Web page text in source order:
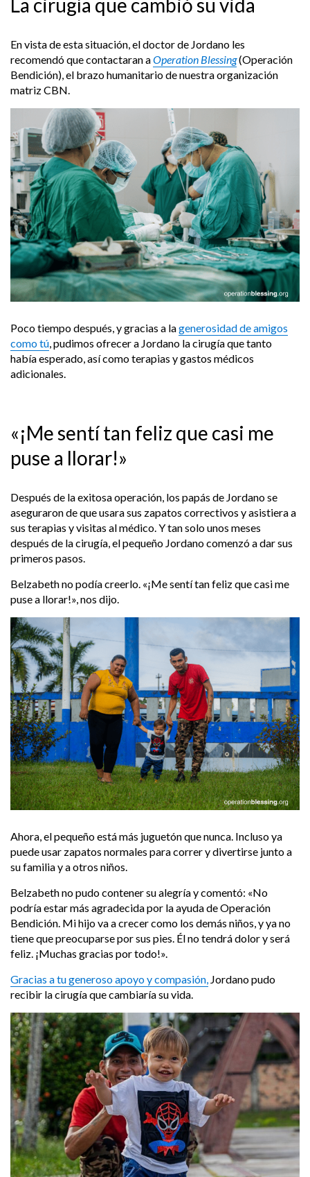
La cirugía que cambió su vida
En vista de esta situación, el doctor de Jordano les
recomendó que contactaran aOperation Blessing(Operación
Bendición), el brazo humanitario de nuestra organización
matriz CBN.
Poco tiempo después, y gracias a lagenerosidad de amigos
como tú , pudimos ofrecer a Jordano la cirugía que tanto
había esperado, así como terapias y gastos médicos
adicionales.
«¡Me sentí tan feliz que casi me
puse a llorar!»
Después de la exitosa operación, los papás de Jordano se
aseguraron de que usara sus zapatos correctivos y asistiera a
sus terapias y visitas al médico. Y tan solo unos meses
después de la cirugía, el pequeño Jordano comenzó a dar sus
primeros pasos.
Belzabeth no podía creerlo. «¡Me sentí tan feliz que casi me
puse a llorar!», nos dijo.
Ahora, el pequeño está más juguetón que nunca. Incluso ya
puede usar zapatos normales para correr y divertirse junto a
su familia y a otros niños.
Belzabeth no pudo contener su alegría y comentó: «No
podría estar más agradecida por la ayuda de Operación
Bendición. Mi hijo va a crecer como los demás niños, y ya no
tiene que preocuparse por sus pies. Él no tendrá dolor y será
feliz. ¡Muchas gracias por todo!».
Gracias a tu generoso apoyo y compasión, Jordano pudo
recibir la cirugía que cambiaría su vida.